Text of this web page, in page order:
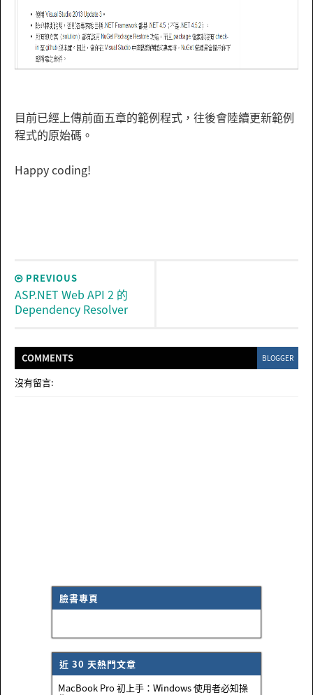
目前已經上傳前面五章的範例程式，往後會陸續更新範例
程式的原始碼。
Happy coding!
PREVIOUS
ASP.NET Web API 2 的
Dependency Resolver
COMMENTS BLOGGER
沒有留言:
臉書專頁
近 30 天熱門文章
MacBook Pro 初上手：Windows 使用者必知操